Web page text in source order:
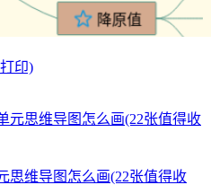
印)
思维导图怎么画(22张值得收